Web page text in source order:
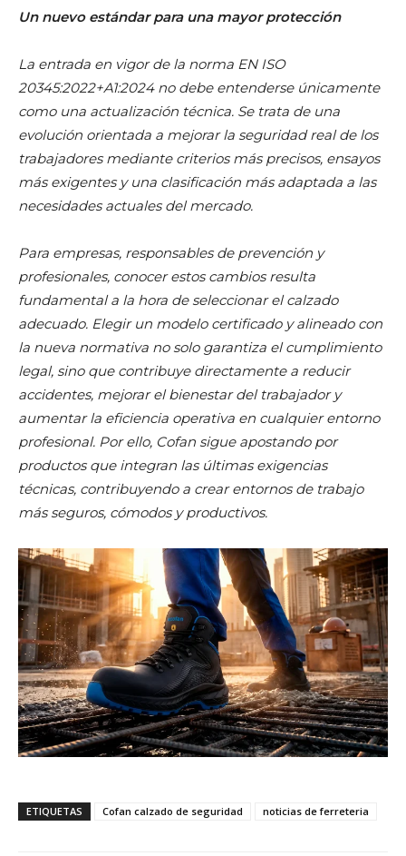
Un nuevo estándar para una mayor protección
La entrada en vigor de la norma EN ISO
20345:2022+A1:2024 no debe entenderse únicamente
como una actualización técnica. Se trata de una
evolución orientada a mejorar la seguridad real de los
trabajadores mediante criterios más precisos, ensayos
más exigentes y una clasificación más adaptada a las
necesidades actuales del mercado.
Para empresas, responsables de prevención y
profesionales, conocer estos cambios resulta
fundamental a la hora de seleccionar el calzado
adecuado. Elegir un modelo certificado y alineado con
la nueva normativa no solo garantiza el cumplimiento
legal, sino que contribuye directamente a reducir
accidentes, mejorar el bienestar del trabajador y
aumentar la eficiencia operativa en cualquier entorno
profesional. Por ello, Cofan sigue apostando por
productos que integran las últimas exigencias
técnicas, contribuyendo a crear entornos de trabajo
más seguros, cómodos y productivos.
ETIQUETAS Cofan calzado de seguridad noticias de ferreteria